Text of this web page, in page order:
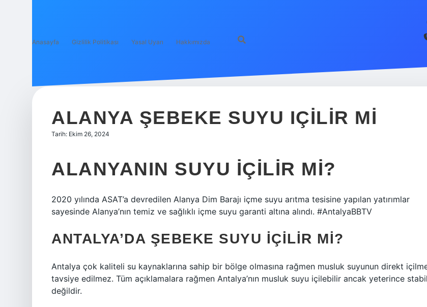
Anasayfa Gizlilik Politikası Yasal Uyarı Hakkımızda
ALANYA ŞEBEKE SUYU IÇILIR MI
Tarih: Ekim 26, 2024
ALANYANIN SUYU IÇILIR MI?
2020 yılında ASAT’a devredilen Alanya Dim Barajı içme suyu arıtma tesisine yapılan yatırımlar
sayesinde Alanya’nın temiz ve sağlıklı içme suyu garanti altına alındı. #AntalyaBBTV
ANTALYA’DA ŞEBEKE SUYU IÇILIR MI?
Antalya çok kaliteli su kaynaklarına sahip bir bölge olmasına rağmen musluk suyunun direkt
tavsiye edilmez. Tüm açıklamalara rağmen Antalya’nın musluk suyu içilebilir ancak yeterince stabil
değildir.